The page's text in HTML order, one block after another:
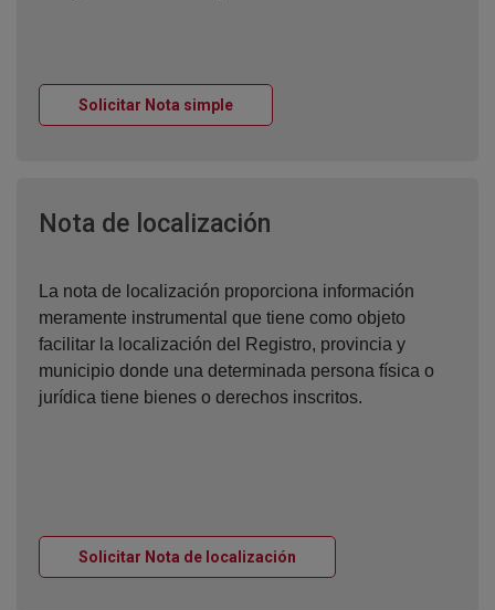
Solicitar Nota simpleVentana nueva
Nota de localización
La nota de localización proporciona información
meramente instrumental que tiene como objeto
facilitar la localización del Registro, provincia y
municipio donde una determinada persona física o
jurídica tiene bienes o derechos inscritos.
Solicitar Nota de localización